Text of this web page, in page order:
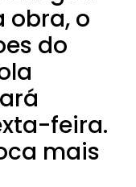
obra, o
do
feira.
mais